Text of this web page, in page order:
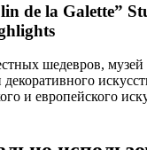
de la Galette”
шедевров, музей
декоративного
и европейского